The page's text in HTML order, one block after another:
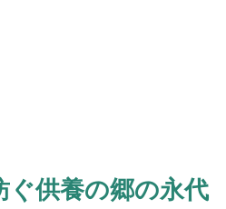
ぐ供養の郷の永代